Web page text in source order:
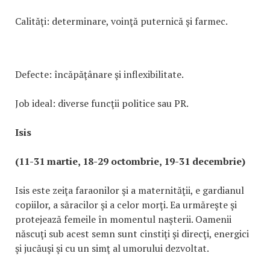
Calităţi: determinare, voinţă puternică şi farmec.
Defecte: încăpăţânare şi inflexibilitate.
Job ideal: diverse funcţii politice sau PR.
Isis
(11-31 martie, 18-29 octombrie, 19-31 decembrie)
Isis este zeiţa faraonilor şi a maternităţii, e gardianul
copiilor, a săracilor şi a celor morţi. Ea urmăreşte şi
protejează femeile în momentul naşterii. Oamenii
născuţi sub acest semn sunt cinstiţi şi direcţi, energici
şi jucăuşi şi cu un simţ al umorului dezvoltat.